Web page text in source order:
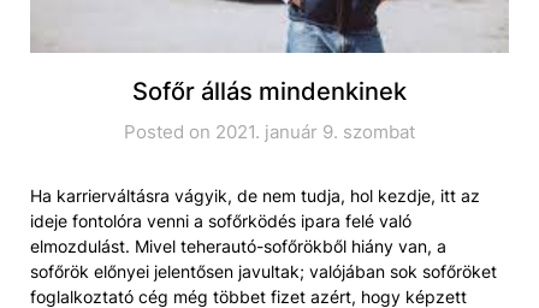
Sofőr állás mindenkinek
Posted on 2021. január 9. szombat
Ha karrierváltásra vágyik, de nem tudja, hol kezdje, itt az
ideje fontolóra venni a sofőrködés ipara felé való
elmozdulást. Mivel teherautó-sofőrökből hiány van, a
sofőrök előnyei jelentősen javultak; valójában sok sofőröket
foglalkoztató cég még többet fizet azért, hogy képzett